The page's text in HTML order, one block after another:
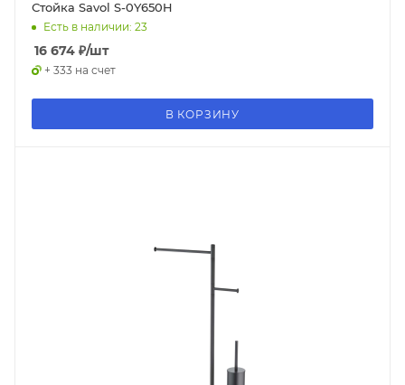
Стойка Savol S-0Y650H
Есть в наличии: 23
16 674 ₽/шт
+ 333 на счет
В КОРЗИНУ